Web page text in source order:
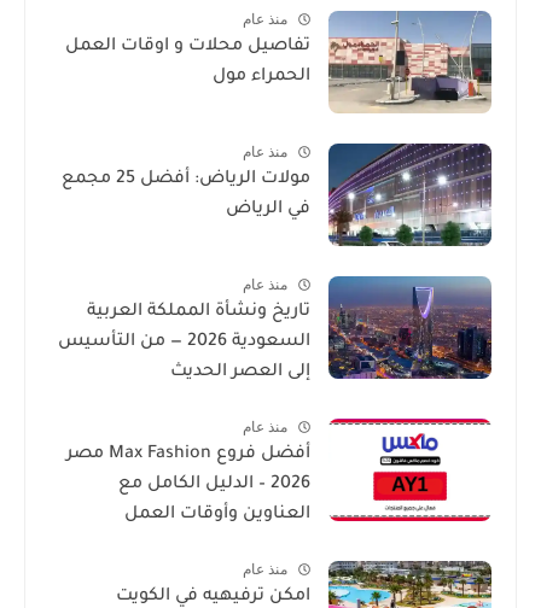
منذ عام
تفاصيل محلات و اوقات العمل
الحمراء مول
منذ عام
مولات الرياض: أفضل 25 مجمع
في الرياض
منذ عام
تاريخ ونشأة المملكة العربية
السعودية 2026 — من التأسيس
إلى العصر الحديث
منذ عام
أفضل فروع Max Fashion مصر
2026 – الدليل الكامل مع
العناوين وأوقات العمل
منذ عام
امكن ترفيهيه في الكويت